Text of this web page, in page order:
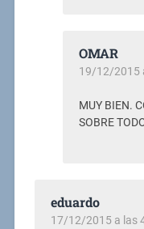
OMAR
19/12/2015
MUY BIEN.
SOBRE
eduardo
17/12/2015 a las